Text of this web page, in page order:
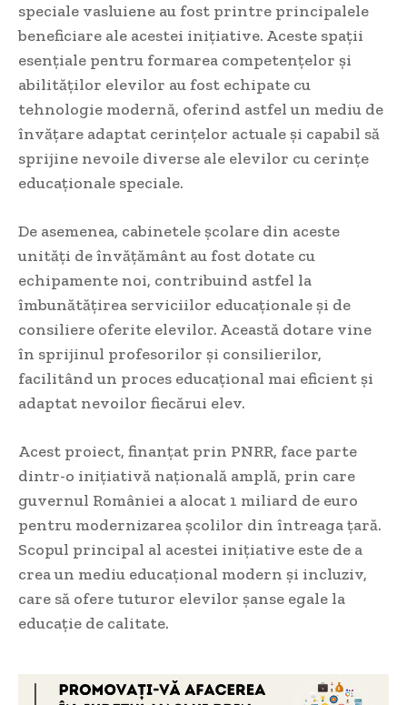
speciale vasluiene au fost printre principalele
beneficiare ale acestei inițiative. Aceste spații
esențiale pentru formarea competențelor și
abilităților elevilor au fost echipate cu
tehnologie modernă, oferind astfel un mediu de
învățare adaptat cerințelor actuale și capabil să
sprijine nevoile diverse ale elevilor cu cerințe
educaționale speciale.
De asemenea, cabinetele școlare din aceste
unități de învățământ au fost dotate cu
echipamente noi, contribuind astfel la
îmbunătățirea serviciilor educaționale și de
consiliere oferite elevilor. Această dotare vine
în sprijinul profesorilor și consilierilor,
facilitând un proces educațional mai eficient și
adaptat nevoilor fiecărui elev.
Acest proiect, finanțat prin PNRR, face parte
dintr-o inițiativă națională amplă, prin care
guvernul României a alocat 1 miliard de euro
pentru modernizarea școlilor din întreaga țară.
Scopul principal al acestei inițiative este de a
crea un mediu educațional modern și incluziv,
care să ofere tuturor elevilor șanse egale la
educație de calitate.